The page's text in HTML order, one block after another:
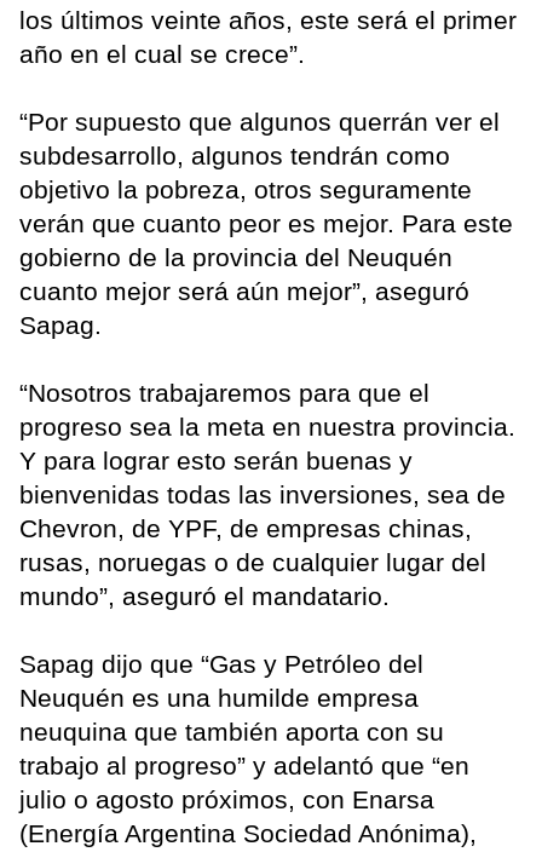
los últimos veinte años, este será el primer
año en el cual se crece”.
“Por supuesto que algunos querrán ver el
subdesarrollo, algunos tendrán como
objetivo la pobreza, otros seguramente
verán que cuanto peor es mejor. Para este
gobierno de la provincia del Neuquén
cuanto mejor será aún mejor”, aseguró
Sapag.
“Nosotros trabajaremos para que el
progreso sea la meta en nuestra provincia.
Y para lograr esto serán buenas y
bienvenidas todas las inversiones, sea de
Chevron, de YPF, de empresas chinas,
rusas, noruegas o de cualquier lugar del
mundo”, aseguró el mandatario.
Sapag dijo que “Gas y Petróleo del
Neuquén es una humilde empresa
neuquina que también aporta con su
trabajo al progreso” y adelantó que “en
julio o agosto próximos, con Enarsa
(Energía Argentina Sociedad Anónima),